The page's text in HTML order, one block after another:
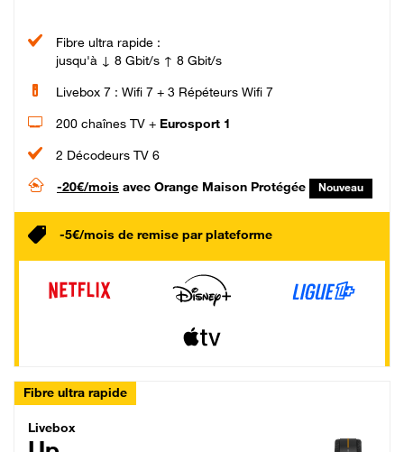
Fibre ultra rapide :
jusqu'à ↓ 8 Gbit/s ↑ 8 Gbit/s
Livebox 7 : Wifi 7 + 3 Répéteurs Wifi 7
200 chaînes TV + Eurosport 1
2 Décodeurs TV 6
-20€/mois avec Orange Maison Protégée Nouveau
-5€/mois de remise par plateforme
Fibre ultra rapide
Livebox Up Fibre
Livebox